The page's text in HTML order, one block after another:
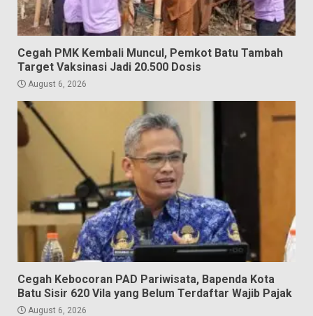
Cegah PMK Kembali Muncul, Pemkot Batu Tambah
Target Vaksinasi Jadi 20.500 Dosis
August 6, 2026
Cegah Kebocoran PAD Pariwisata, Bapenda Kota
Batu Sisir 620 Vila yang Belum Terdaftar Wajib Pajak
August 6, 2026